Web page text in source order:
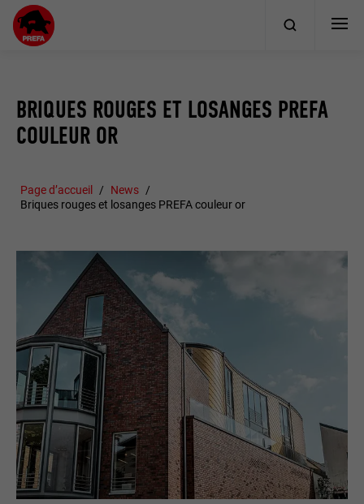
BRIQUES ROUGES ET LOSANGES PREFA
COULEUR OR
Page d’accueil
News
Briques rouges et losanges PREFA couleur or